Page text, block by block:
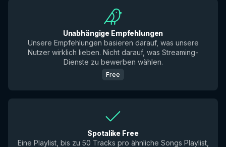
Unabhängige Empfehlungen
Unsere Empfehlungen basieren darauf, was unsere
Nutzer wirklich lieben. Nicht darauf, was Streaming-
Dienste zu bewerben wählen.
Free
Spotalike Free
Eine Playlist, bis zu 50 Tracks pro ähnliche Songs Playlist,